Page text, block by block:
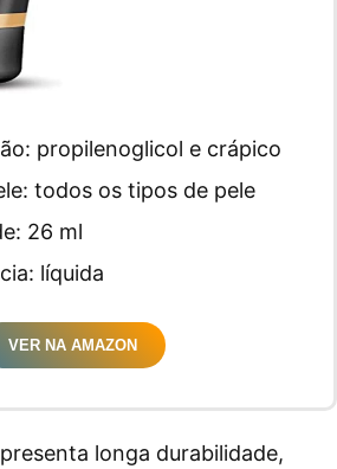
propilenoglicol e crápico
todos os tipos de pele
26 ml
líquida
VER NA AMAZON
longa durabilidade,